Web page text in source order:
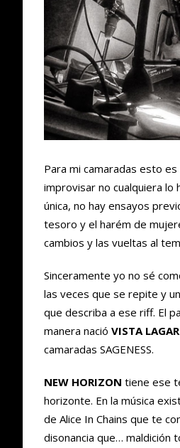
Para mi camaradas esto
improvisar no cualquiera lo
única, no hay ensayos
tesoro y el harém de
cambios y las vueltas al
Sinceramente yo no sé
las veces que se repite y
que describa a ese riff. El
manera nació VISTA
camaradas SAGENESS.
NEW HORIZON tiene ese
horizonte. En la música
de Alice In Chains que te
disonancia que…